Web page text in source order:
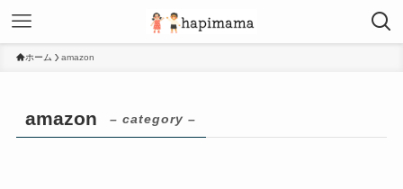
ホーム amazon
amazon – category –